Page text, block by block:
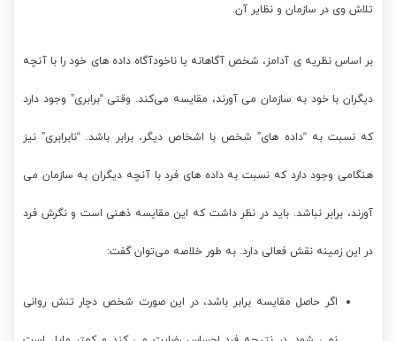
تلاش وی در سازمان و نظایر آن.
بر اساس نظریه ی آدامز، شخص آگاهانه یا ناخودآگاه داده های خود را با آنچه
دیگران با خود به سازمان می آورند، مقایسه می‌کند. وقتی “برابری” وجود دارد
که نسبت به “داده های” شخص با اشخاص دیگر، برابر باشد. “نابرابری” نیز
هنگامی وجود دارد که نسبت به داده های فرد با آنچه دیگران به سازمان می
آورند، برابر نباشد. باید در نظر داشت که این مقایسه ذهنی است و نگرش فرد
در این زمینه نقش فعالی دارد. به طور خلاصه می‌توان گفت:
اگر حاصل مقایسه برابر باشد، در این صورت شخص دچار تنش روانی